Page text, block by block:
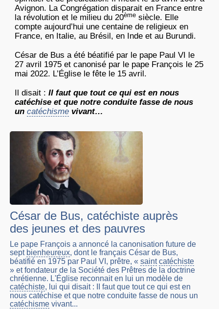
Avignon. La Congrégation disparait en France entre
la révolution et le milieu du 20ème siècle. Elle
compte aujourd’hui une centaine de religieux en
France, en Italie, au Brésil, en Inde et au Burundi.
César de Bus a été béatifié par le pape Paul VI le
27 avril 1975 et canonisé par le pape François le 25
mai 2022. L’Église le fête le 15 avril.
Il disait : II faut que tout ce qui est en nous
catéchise et que notre conduite fasse de nous
un catéchisme vivant…
César de Bus, catéchiste auprès
des jeunes et des pauvres
Le pape François a annoncé la canonisation future de
sept bienheureux, dont le français César de Bus,
béatifié en 1975 par Paul VI, prêtre, « saint catéchiste
» et fondateur de la Société des Prêtres de la doctrine
chrétienne. L'Église reconnait en lui un modèle de
catéchiste, lui qui disait : II faut que tout ce qui est en
nous catéchise et que notre conduite fasse de nous un
catéchisme vivant...